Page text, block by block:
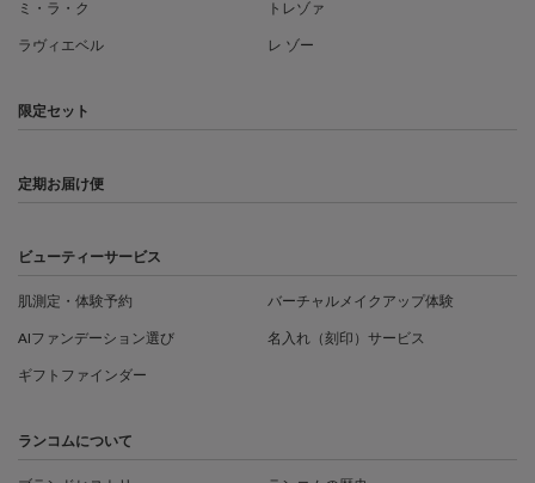
ミ・ラ・ク トレゾァ
ラヴィエベル レ ゾー
限定セット
定期お届け便
ビューティーサービス
肌測定・体験予約 バーチャルメイクアップ体験
AIファンデーション選び 名入れ（刻印）サービス
ギフトファインダー
ランコムについて